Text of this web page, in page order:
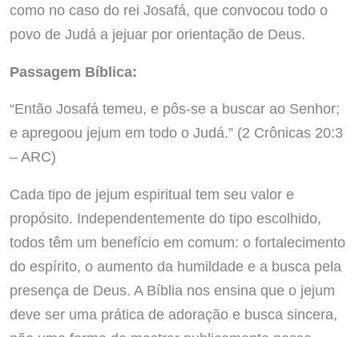
como no caso do rei Josafá, que convocou todo o
povo de Judá a jejuar por orientação de Deus.
Passagem Bíblica:
“Então Josafá temeu, e pôs-se a buscar ao Senhor;
e apregoou jejum em todo o Judá.” (2 Crônicas 20:3
– ARC)
Cada tipo de jejum espiritual tem seu valor e
propósito. Independentemente do tipo escolhido,
todos têm um benefício em comum: o fortalecimento
do espírito, o aumento da humildade e a busca pela
presença de Deus. A Bíblia nos ensina que o jejum
deve ser uma prática de adoração e busca sincera,